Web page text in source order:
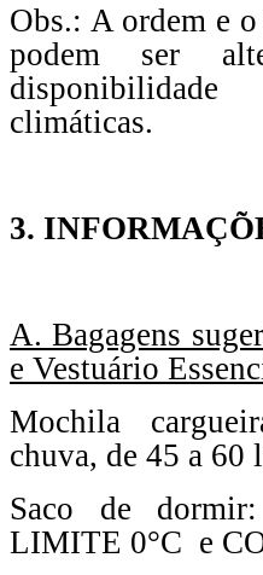
Obs.: A ordem e
podem ser
climáticas.
3.
A. Bagagens
e Vestuário
Mochila
chuva, de 45 a 60
Saco de
LIMITE 0°C e